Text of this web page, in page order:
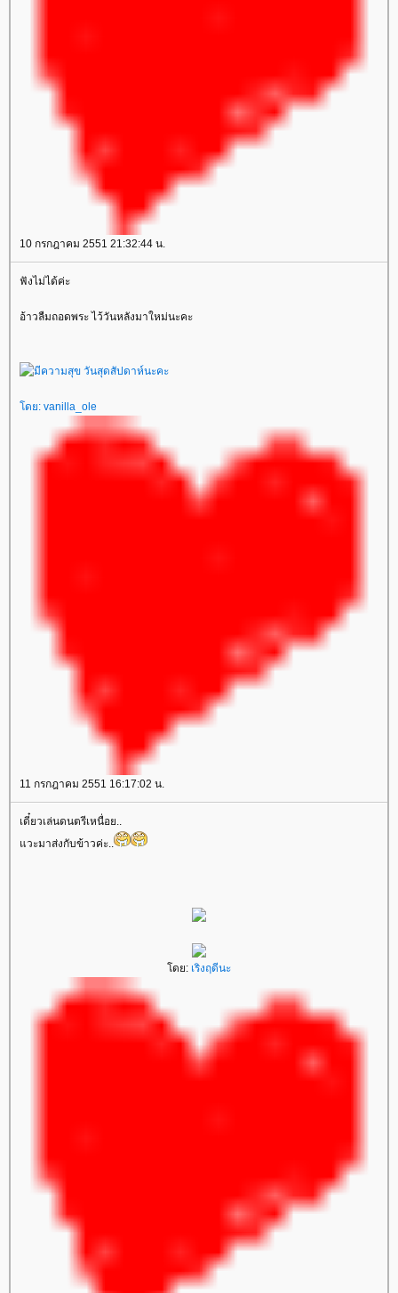
10 กรกฎาคม 2551 21:32:44 น.
ฟังไม่ได้ค่ะ
อ้าวลืมถอดพระ ไว้วันหลังมาใหม่นะคะ
ดย: vanilla_ole
11 กรกฎาคม 2551 16:17:02 น.
เดี๋ยวเล่นดนตรีเหนื่อย..
วะมาส่งกับข้าวค่ะ..
ดย: เริงฤดีนะ